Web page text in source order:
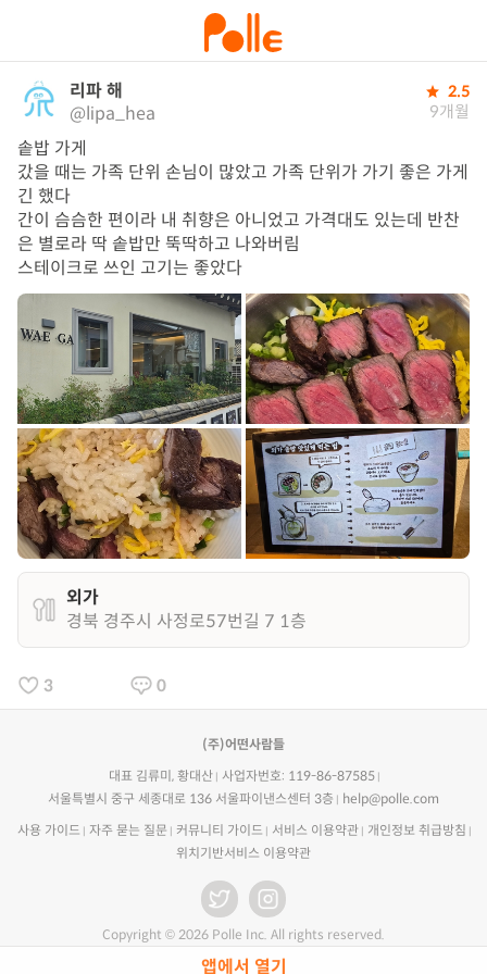
앱에서 열기
리파 해
@lipa_hea
2.5
9개월
솥밥 가게
갔을 때는 가족 단위 손님이 많았고 가족 단위가 가기 좋은 가게
긴 했다
간이 슴슴한 편이라 내 취향은 아니었고 가격대도 있는데 반찬
은 별로라 딱 솥밥만 뚝딱하고 나와버림
스테이크로 쓰인 고기는 좋았다
외가
경북 경주시 사정로57번길 7 1층
3 0
(주)어떤사람들
대표 김류미, 황대산
사업자번호: 119-86-87585
서울특별시 중구 세종대로 136 서울파이낸스센터 3층
help@polle.com
사용 가이드 자주 묻는 질문 커뮤니티 가이드 서비스 이용약관
개인정보 취급방침
위치기반서비스 이용약관
Copyright © 2026 Polle Inc. All rights reserved.